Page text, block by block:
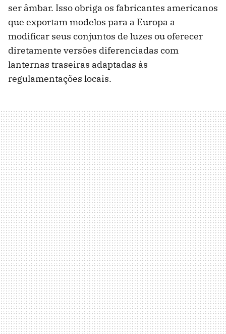
ser âmbar. Isso obriga os fabricantes americanos
que exportam modelos para a Europa a
modificar seus conjuntos de luzes ou oferecer
diretamente versões diferenciadas com
lanternas traseiras adaptadas às
regulamentações locais.